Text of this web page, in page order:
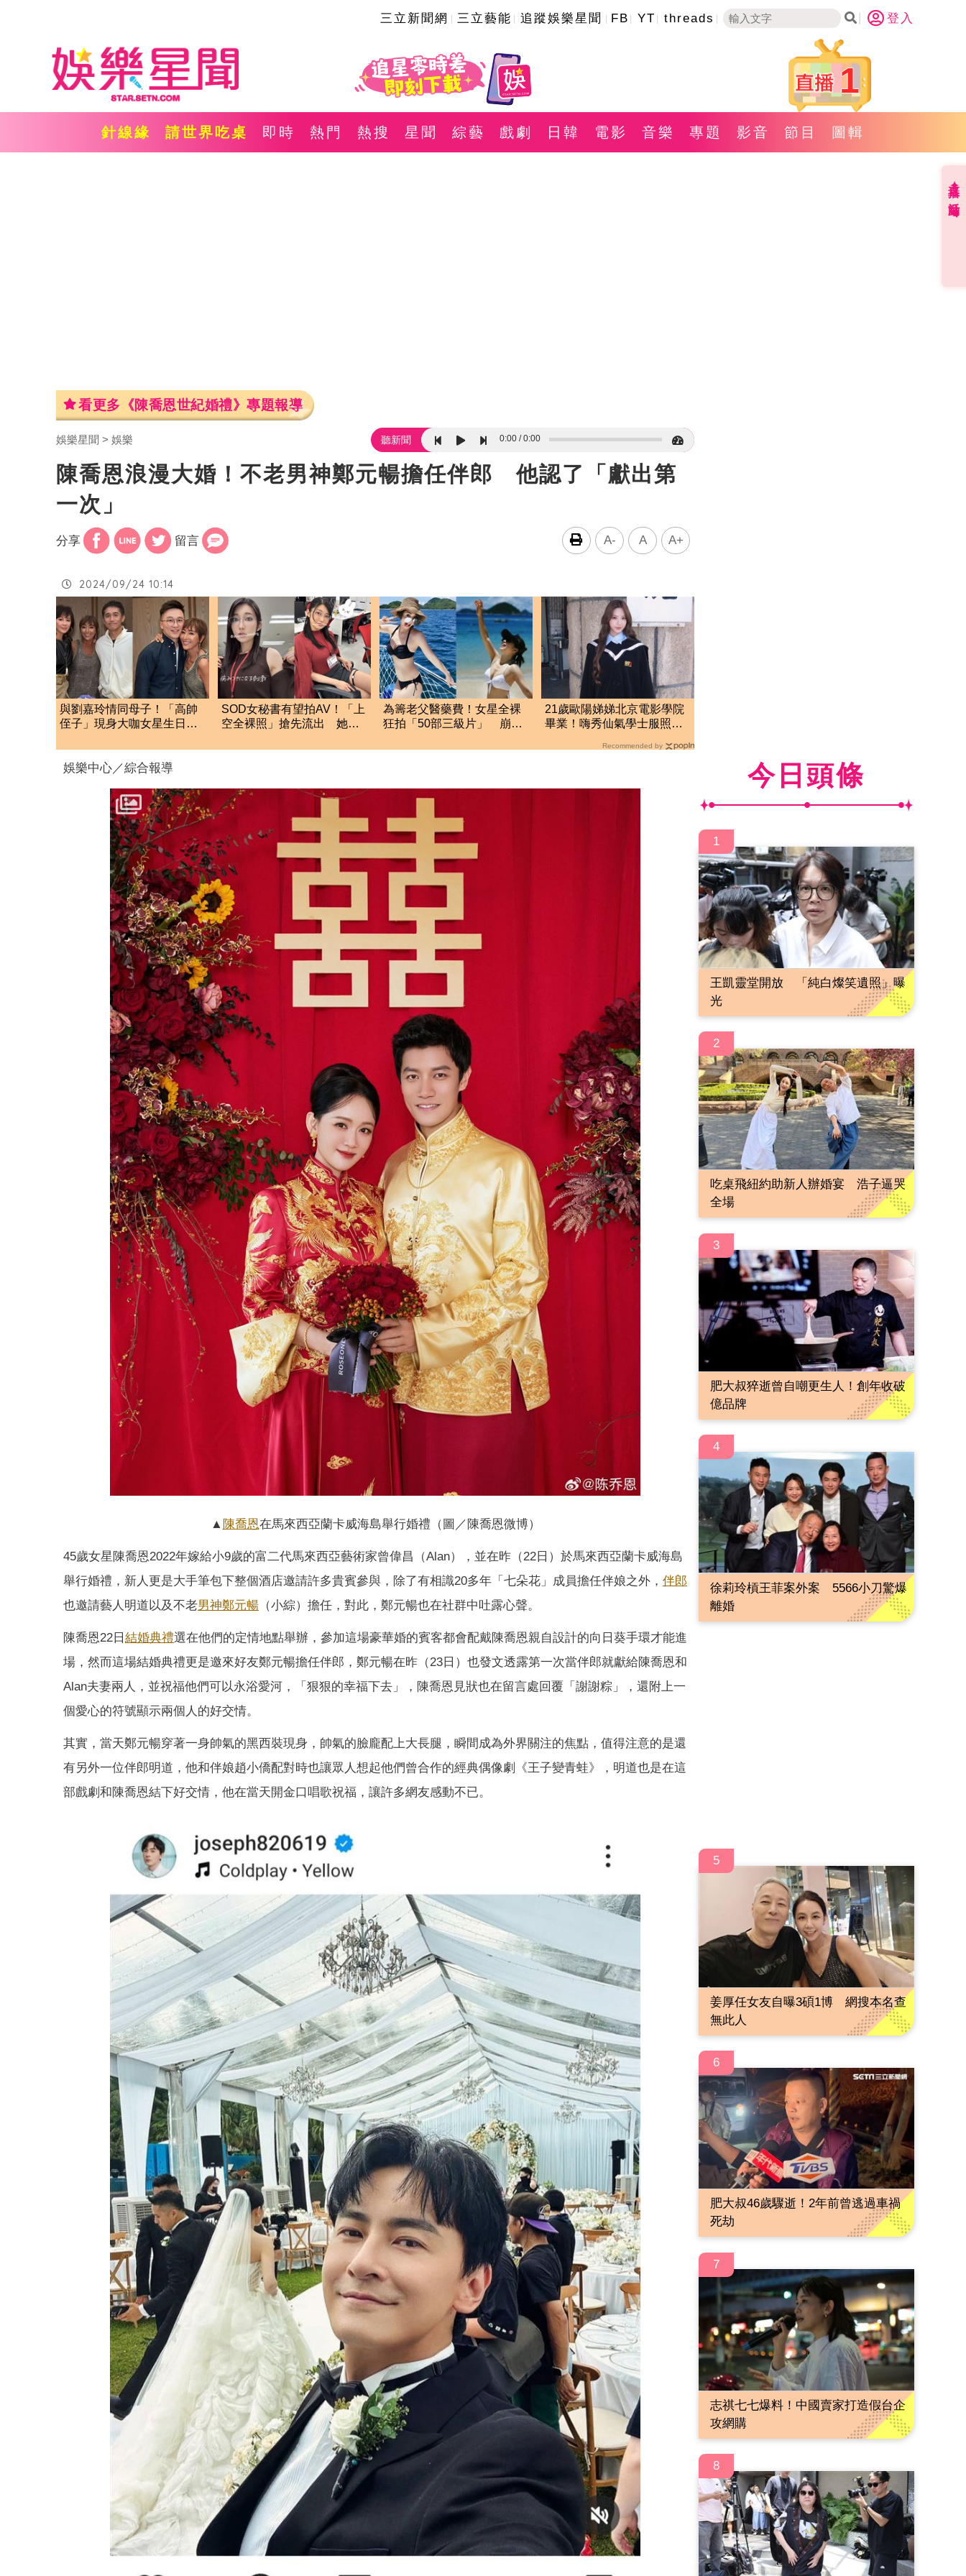
三立新聞網 三立藝能 追蹤娛樂星聞 FB YT threads 登入
1
針線緣 請世界吃桌 即時 熱門 熱搜 星聞 綜藝 戲劇 日韓 電影 音樂 專題 影音 節目 圖輯
看更多《陳喬恩世紀婚禮》專題報導
娛樂星聞 娛樂 聽新聞 0:00 0:00
陳喬恩浪漫大婚！不老男神鄭元暢擔任伴郎 他認了「獻出第
一次」
分享 留言 A- A A+
2024/09/24 10:14
與劉嘉玲情同母子！「高帥
侄子」現身大咖女星生日
SOD女秘書有望拍AV！「上
空全裸照」搶先流出 她認
為籌老父醫藥費！女星全裸
狂拍「50部三級片」 崩潰
21歲歐陽娣娣北京電影學院
畢業！嗨秀仙氣學士服照
Recommended by
娛樂中心／綜合報導
▲ 陳喬恩在馬來西亞蘭卡威海島舉行婚禮（圖／陳喬恩微博）
45歲女星陳喬恩2022年嫁給小9歲的富二代馬來西亞藝術家曾偉昌（Alan），並在昨（22日）於馬來西亞蘭卡威海島
舉行婚禮，新人更是大手筆包下整個酒店邀請許多貴賓參與，除了有相識20多年「七朵花」成員擔任伴娘之外， 伴郎
也邀請藝人明道以及不老男神鄭元暢 （小綜）擔任，對此，鄭元暢也在社群中吐露心聲。
陳喬恩22日 結婚典禮選在他們的定情地點舉辦，參加這場豪華婚的賓客都會配戴陳喬恩親自設計的向日葵手環才能進
場，然而這場結婚典禮更是邀來好友鄭元暢擔任伴郎，鄭元暢在昨（23日）也發文透露第一次當伴郎就獻給陳喬恩和
Alan夫妻兩人，並祝福他們可以永浴愛河，「狠狠的幸福下去」，陳喬恩見狀也在留言處回覆「謝謝粽」，還附上一
個愛心的符號顯示兩個人的好交情。
其實，當天鄭元暢穿著一身帥氣的黑西裝現身，帥氣的臉龐配上大長腿，瞬間成為外界關注的焦點，值得注意的是還
有另外一位伴郎明道，他和伴娘趙小僑配對時也讓眾人想起他們曾合作的經典偶像劇《王子變青蛙》，明道也是在這
部戲劇和陳喬恩結下好交情，他在當天開金口唱歌祝福，讓許多網友感動不已。
今日頭條
1
王凱靈堂開放 「純白燦笑遺照」曝
光
2
吃桌飛紐約助新人辦婚宴 浩子逼哭
全場
3
肥大叔猝逝曾自嘲更生人！創年收破
億品牌
4
徐莉玲槓王菲案外案 5566小刀驚爆
離婚
5
姜厚任女友自曝3碩1博 網搜本名查
無此人
6
肥大叔46歲驟逝！2年前曾逃過車禍
死劫
7
志祺七七爆料！中國賣家打造假台企
攻網購
8
直播✦活動